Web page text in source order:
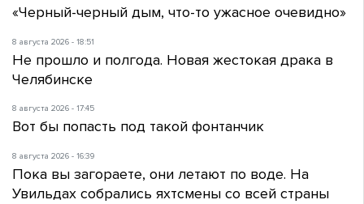
«Черный-черный дым, что-то ужасное очевидно»
8 августа 2026 - 18:51
Не прошло и полгода. Новая жестокая драка в
Челябинске
8 августа 2026 - 17:45
Вот бы попасть под такой фонтанчик
8 августа 2026 - 16:39
Пока вы загораете, они летают по воде. На
Увильдах собрались яхтсмены со всей страны